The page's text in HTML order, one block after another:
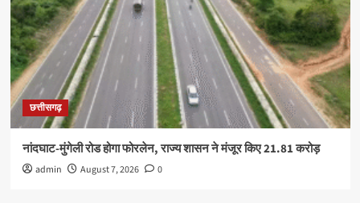
छत्तीसगढ़
नांदघाट-मुंगेली रोड होगा फोरलेन, राज्य शासन ने मंजूर किए 21.81 करोड़
admin August 7, 2026 0